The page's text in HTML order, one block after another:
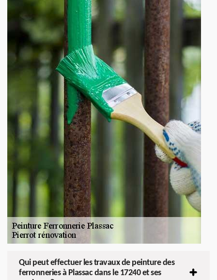
Qui peut effectuer les travaux de peinture des
ferronneries à Plassac dans le 17240 et ses